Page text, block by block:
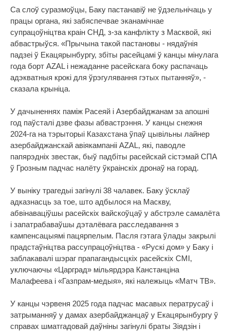
Са слоў суразмоўцы, Баку пастанавіў не ўдзельнічаць у
працы органа, які забяспечвае эканамічнае
супрацоўніцтва краін СНД, з-за канфлікту з Масквой, які
абвастрыўся. «Прычына такой пастановы - нядаўнія
падзеі ў Екацярынбургу, збіты расейцамі ў канцы мінулага
года борт AZAL і нежаданне расейскага боку распачаць
адэкватныя крокі для ўрэгулявання гэтых пытанняў», -
сказала крыніца.
У дачыненнях паміж Расеяй і Азербайджанам за апошні
год паўсталі дзве фазы абвастрэння. У канцы снежня
2024-га на тэрыторыі Казахстана ўпаў цывільны лайнер
азербайджанскай авіякампаніі AZAL, які, паводле
папярэдніх звестак, быў падбіты расейскай сістэмай СПА
ў Грозным падчас налёту ўкраінскіх дронаў на горад.
У выніку трагедыі загінулі 38 чалавек. Баку ўсклаў
адказнасць за тое, што адбылося на Маскву,
абвінаваціўшы расейскіх вайскоўцаў у абстрэле самалёта
і запатрабаваўшы дэталёвага расследавання з
кампенсацыямі пацярпелым. Пасля гэтага ўлады закрылі
прадстаўніцтва рассупрацоўніцтва - «Рускі дом» у Баку і
заблакавалі шэраг прапагандысцкіх расейскіх СМІ,
уключаючы «Царград» мільярдэра Канстанціна
Малафеева і «Газпрам-медыя», які належыць «Матч ТВ».
У канцы чэрвеня 2025 года падчас масавых ператрусаў і
затрыманняў у дамах азербайджанцаў у Екацярынбургу ў
справах шматгадовай даўніны загінулі браты Зіядзін і